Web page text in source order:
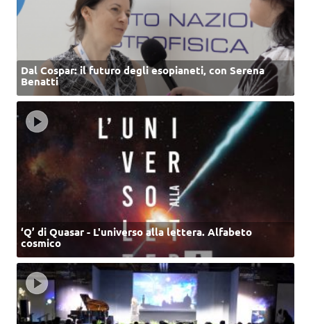
Dal Cospar: il futuro degli esopianeti, con Serena
Benatti
‘Q’ di Quasar - L'universo alla lettera. Alfabeto
cosmico